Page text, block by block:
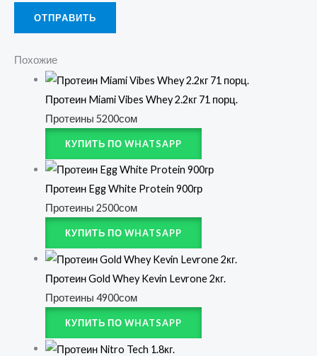
Похожие
Протеин Miami Vibes Whey 2.2кг 71 порц.
Протеины 5200сом
КУПИТЬ ПО WHATSAPP
Протеин Egg White Protein 900гр
Протеины 2500сом
КУПИТЬ ПО WHATSAPP
Протеин Gold Whey Kevin Levrone 2кг.
Протеины 4900сом
КУПИТЬ ПО WHATSAPP